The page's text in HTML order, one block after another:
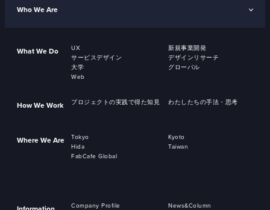
Who We Are
What We Do UX
新規事業開発
サービスデザイン
デザインリサーチ
大学
グローバル
Web
How We Work プロジェクトの実践で得た知見 わたしたちの手法・思考
Where We Are Tokyo
Kyoto
Hida
Taiwan
FabCafe Global
Company Profile
News&Column